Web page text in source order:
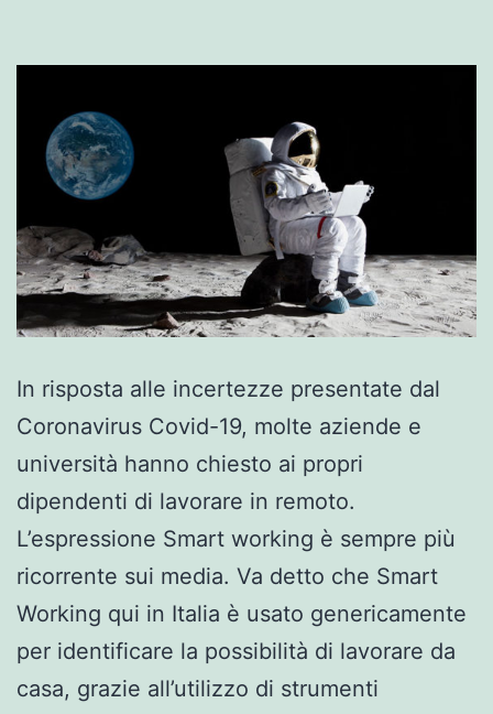
​In risposta alle incertezze presentate dal
Coronavirus Covid-19, molte aziende e
università hanno chiesto ai propri
dipendenti di lavorare in remoto.
L’espressione Smart working è sempre più
ricorrente sui media. Va detto che Smart
Working qui in Italia è usato genericamente
per identificare la possibilità di lavorare da
casa, grazie all’utilizzo di strumenti